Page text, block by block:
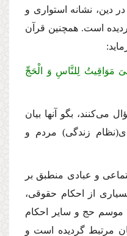
دین، نشانه استوارى و
است. همچنین قرآن
مَوَاقِیتُ لِلنَّاسِ وَ الْحَجِّ
مى‌كنند، بگو آنها بیان
زندگى) مردم و
و عبادى منطبق بر
از احكام حقوقى،
موسم حج و سایر احكام
مرتبط گردیده است و